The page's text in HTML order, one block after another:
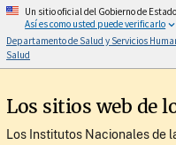
Un sitio oficial del Gobierno de
Así es como usted puede verificarlo
Departamento de Salud y Servicios
Salud
Los sitios web de
Los Institutos Nacionales de